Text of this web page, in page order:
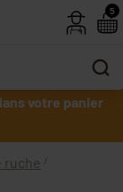
votre panier
ruche
5